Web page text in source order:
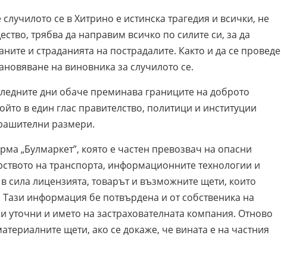
се в Хитрино е истинска трагедия и всички, не
трябва да направим всичко по силите си, за да
и страданията на пострадалите. Както и да се проведе
на виновника за случилото се.
дни обаче преминава границите на доброто
в един глас правителство, политици и институции
размери.
„Булмаркет”, която е частен превозвач на опасни
на транспорта, информационните технологии и
сила лицензията, товарът и възможните щети, които
информация бе потвърдена и от собственика на
уточни и името на застрахователната компания. Отново
щети, ако се докаже, че вината е на частния